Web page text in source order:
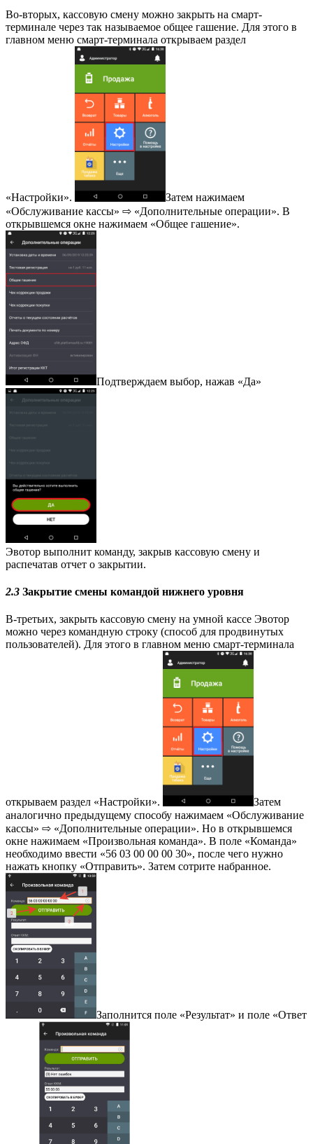
Во-вторых, кассовую смену можно закрыть на смарт-
терминале через так называемое общее гашение. Для этого в
главном меню смарт-терминала открываем раздел
«Настройки».
Затем нажимаем
«Обслуживание кассы» ⇨ «Дополнительные операции». В
открывшемся окне нажимаем «Общее гашение».
Подтверждаем выбор, нажав «Да»
Эвотор выполнит команду, закрыв кассовую смену и
распечатав отчет о закрытии.
2.3 Закрытие смены командой нижнего уровня
В-третьих, закрыть кассовую смену на умной кассе Эвотор
можно через командную строку (способ для продвинутых
пользователей). Для этого в главном меню смарт-терминала
открываем раздел «Настройки».
Затем
аналогично предыдущему способу нажимаем «Обслуживание
кассы» ⇨ «Дополнительные операции». Но в открывшемся
окне нажимаем «Произвольная команда». В поле «Команда»
необходимо ввести «56 03 00 00 00 30», после чего нужно
нажать кнопку «Отправить». Затем сотрите набранное.
Заполнится поле «Результат» и поле «Ответ